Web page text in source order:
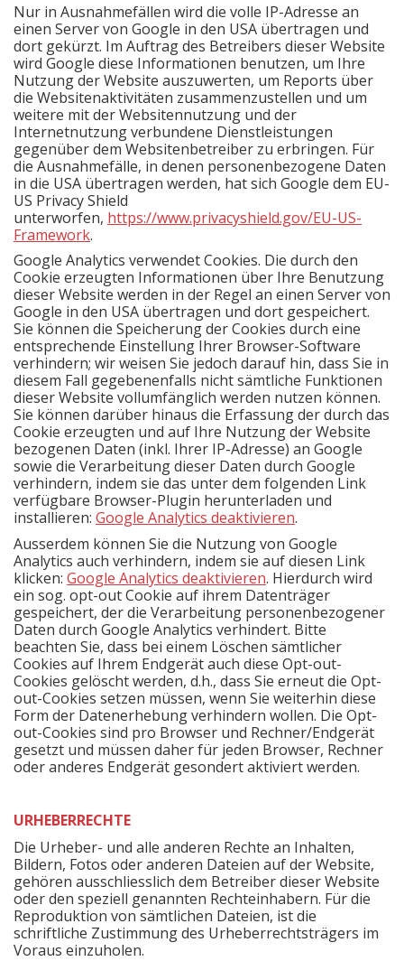
Nur in Ausnahmefällen wird die volle IP-Adresse an
einen Server von Google in den USA übertragen und
dort gekürzt. Im Auftrag des Betreibers dieser Website
wird Google diese Informationen benutzen, um Ihre
Nutzung der Website auszuwerten, um Reports über
die Websitenaktivitäten zusammenzustellen und um
weitere mit der Websitennutzung und der
Internetnutzung verbundene Dienstleistungen
gegenüber dem Websitenbetreiber zu erbringen. Für
die Ausnahmefälle, in denen personenbezogene Daten
in die USA übertragen werden, hat sich Google dem EU-
US Privacy Shield
unterworfen, https://www.privacyshield.gov/EU-US-
Framework.
Google Analytics verwendet Cookies. Die durch den
Cookie erzeugten Informationen über Ihre Benutzung
dieser Website werden in der Regel an einen Server von
Google in den USA übertragen und dort gespeichert.
Sie können die Speicherung der Cookies durch eine
entsprechende Einstellung Ihrer Browser-Software
verhindern; wir weisen Sie jedoch darauf hin, dass Sie in
diesem Fall gegebenenfalls nicht sämtliche Funktionen
dieser Website vollumfänglich werden nutzen können.
Sie können darüber hinaus die Erfassung der durch das
Cookie erzeugten und auf Ihre Nutzung der Website
bezogenen Daten (inkl. Ihrer IP-Adresse) an Google
sowie die Verarbeitung dieser Daten durch Google
verhindern, indem sie das unter dem folgenden Link
verfügbare Browser-Plugin herunterladen und
installieren: Google Analytics deaktivieren.
Ausserdem können Sie die Nutzung von Google
Analytics auch verhindern, indem sie auf diesen Link
klicken: Google Analytics deaktivieren. Hierdurch wird
ein sog. opt-out Cookie auf ihrem Datenträger
gespeichert, der die Verarbeitung personenbezogener
Daten durch Google Analytics verhindert. Bitte
beachten Sie, dass bei einem Löschen sämtlicher
Cookies auf Ihrem Endgerät auch diese Opt-out-
Cookies gelöscht werden, d.h., dass Sie erneut die Opt-
out-Cookies setzen müssen, wenn Sie weiterhin diese
Form der Datenerhebung verhindern wollen. Die Opt-
out-Cookies sind pro Browser und Rechner/Endgerät
gesetzt und müssen daher für jeden Browser, Rechner
oder anderes Endgerät gesondert aktiviert werden.
URHEBERRECHTE
Die Urheber- und alle anderen Rechte an Inhalten,
Bildern, Fotos oder anderen Dateien auf der Website,
gehören ausschliesslich dem Betreiber dieser Website
oder den speziell genannten Rechteinhabern. Für die
Reproduktion von sämtlichen Dateien, ist die
schriftliche Zustimmung des Urheberrechtsträgers im
Voraus einzuholen.